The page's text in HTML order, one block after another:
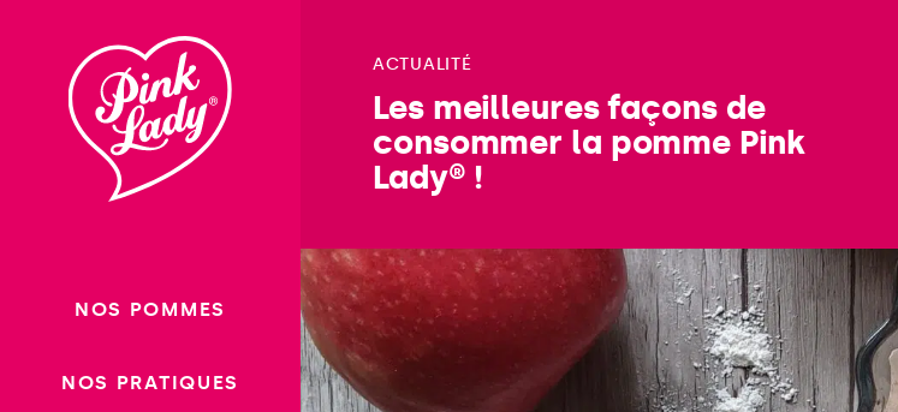
contenu
NOS POMMES
NOS PRATIQUES
ACTUALITÉ
Les meilleures façons de
consommer la pomme Pink
Lady® !